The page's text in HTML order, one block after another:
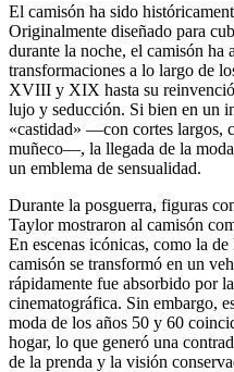
El camisón ha sido
Originalmente diseñado para
durante la noche, el camisón ha
transformaciones a lo largo de
XVIII y XIX hasta su
lujo y seducción. Si bien en un
«castidad» —con cortes largos,
muñeco—, la llegada de la
un emblema de sensualidad.
Durante la posguerra, figuras
Taylor mostraron al camisón
En escenas icónicas, como la
camisón se transformó en un
rápidamente fue absorbido por
cinematográfica. Sin embargo,
moda de los años 50 y 60
hogar, lo que generó una
de la prenda y la visión